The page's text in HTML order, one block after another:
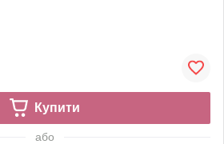
Купити
або